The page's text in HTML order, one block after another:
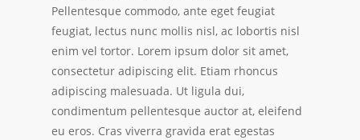
Pellentesque commodo, ante eget feugiat
feugiat, lectus nunc mollis nisl, ac lobortis nisl
enim vel tortor. Lorem ipsum dolor sit amet,
consectetur adipiscing elit. Etiam rhoncus
adipiscing malesuada. Ut ligula dui,
condimentum pellentesque auctor at, eleifend
eu eros. Cras viverra gravida erat egestas